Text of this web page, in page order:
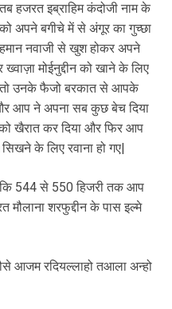
हजरत इब्राहिम कंदोजी नाम के
अपने बगीचे में से अंगूर का गुच्छा
नवाजी से खुश होकर अपने
मोईनुद्दीन को खाने के लिए
उनके फैजो बरकात से आपके
आप ने अपना सब कुछ बेच दिया
खैरात कर दिया और फिर आप
के लिए रवाना हो गए|
कि 544 से 550 हिजरी तक आप
मौलाना शरफुद्दीन के पास इल्मे
आजम रदियल्लाहो तआला अन्हो